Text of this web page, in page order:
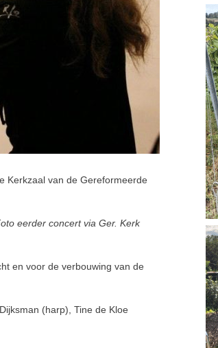
Kerkzaal van de Gereformeerde
eerder concert via Ger. Kerk
en voor de verbouwing van de
(harp), Tine de Kloe